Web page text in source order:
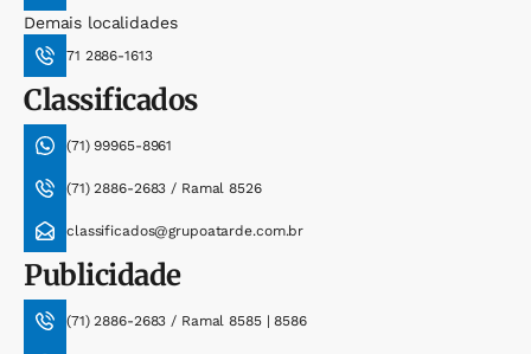
Demais localidades
71 2886-1613
Classificados
(71) 99965-8961
(71) 2886-2683 / Ramal 8526
classificados@grupoatarde.com.br
Publicidade
(71) 2886-2683 / Ramal 8585 | 8586